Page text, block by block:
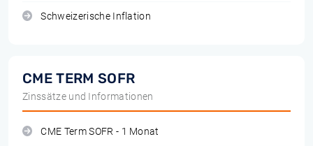
Schweizerische Inflation
CME TERM SOFR
Zinssätze und Informationen
CME Term SOFR - 1 Monat